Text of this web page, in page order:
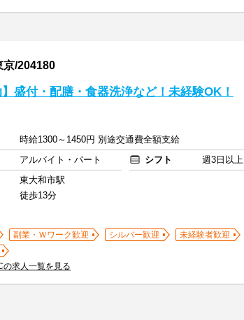
京/204180
】盛付・配膳・食器洗浄など！未経験OK！
時給1300～1450円 別途交通費全額支給
アルバイト・パート シフト
週3日以上
東大和市駅
徒歩13分
副業・Ｗワーク歓迎 シルバー歓迎
未経験者歓迎
の求人一覧を見る